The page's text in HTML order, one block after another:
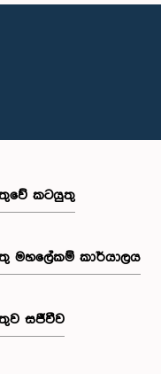
කටයුතු
මහලේකම් කාර්යාලය
සජීවීව